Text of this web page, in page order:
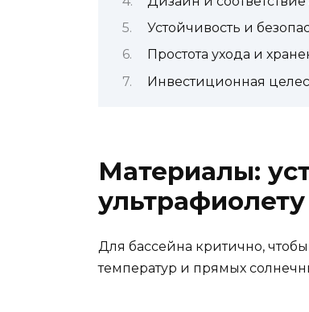
Устойчивость и
Простота ухода и
Инвестиционная
Материалы:
ультрафиолету
Для бассейна критично,
температур и прямых